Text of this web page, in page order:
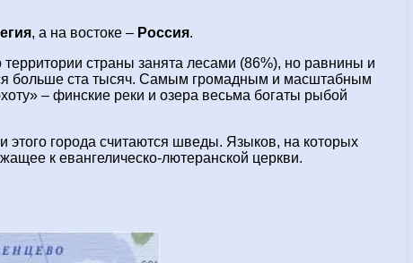
, а на востоке – Россия.
страны занята лесами (86%), но равнины и
больше ста тысяч. Самым громадным и масштабным
– финские реки и озера весьма богаты рыбой
этого города считаются шведы. Языков, на которых
к евангелическо-лютеранской церкви.